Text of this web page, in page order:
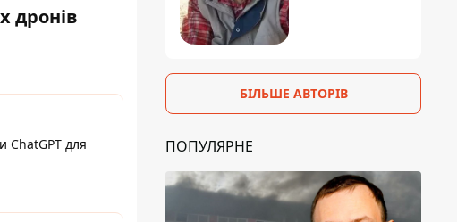
дронів
ChatGPT для
БІЛЬШЕ АВТОРІВ
ПОПУЛЯРНЕ